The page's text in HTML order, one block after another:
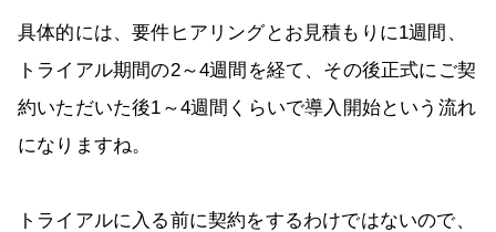
具体的には、要件ヒアリングとお見積もりに1週間、
トライアル期間の2～4週間を経て、その後正式にご契
約いただいた後1～4週間くらいで導入開始という流れ
になりますね。
トライアルに入る前に契約をするわけではないので、